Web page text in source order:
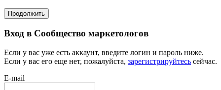
Продолжить
Вход в Сообщество маркетологов
Если у вас уже есть аккаунт, введите логин и пароль ниже.
Если у вас его еще нет, пожалуйста, зарегистрируйтесь сейчас.
E-mail